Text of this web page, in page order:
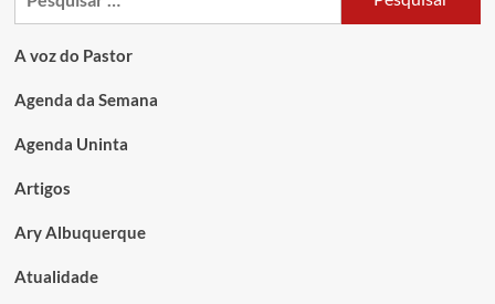
A voz do Pastor
Agenda da Semana
Agenda Uninta
Artigos
Ary Albuquerque
Atualidade